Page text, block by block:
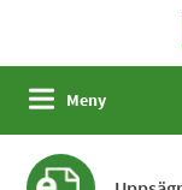
Meny